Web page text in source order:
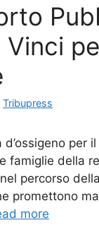
Vinci
Tribupress
d’ossigeno per
famiglie della
percorso
promettono
more